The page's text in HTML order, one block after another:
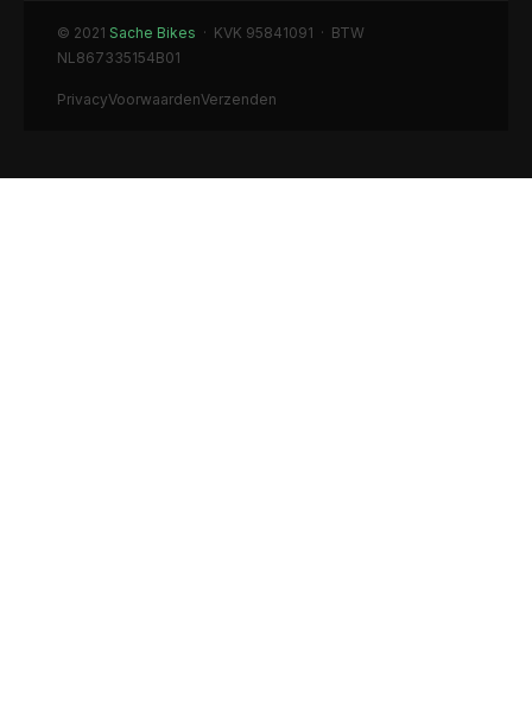
© 2021 Sache Bikes · KVK 95841091 · BTW
NL867335154B01
PrivacyVoorwaardenVerzenden